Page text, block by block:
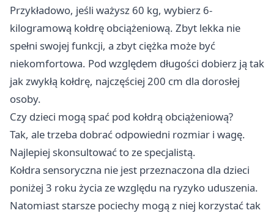
Przykładowo, jeśli ważysz 60 kg, wybierz 6-
kilogramową kołdrę obciążeniową. Zbyt lekka nie
spełni swojej funkcji, a zbyt ciężka może być
niekomfortowa. Pod względem długości dobierz ją tak
jak zwykłą kołdrę, najczęściej 200 cm dla dorosłej
osoby.
Czy dzieci mogą spać pod kołdrą obciążeniową?
Tak, ale trzeba dobrać odpowiedni rozmiar i wagę.
Najlepiej skonsultować to ze specjalistą.
Kołdra sensoryczna nie jest przeznaczona dla dzieci
poniżej 3 roku życia ze względu na ryzyko uduszenia.
Natomiast starsze pociechy mogą z niej korzystać tak